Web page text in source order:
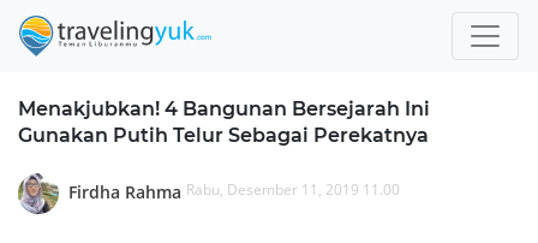
Menakjubkan! 4 Bangunan Bersejarah Ini
Gunakan Putih Telur Sebagai Perekatnya
Firdha Rahma Rabu, Desember 11, 2019 11.00